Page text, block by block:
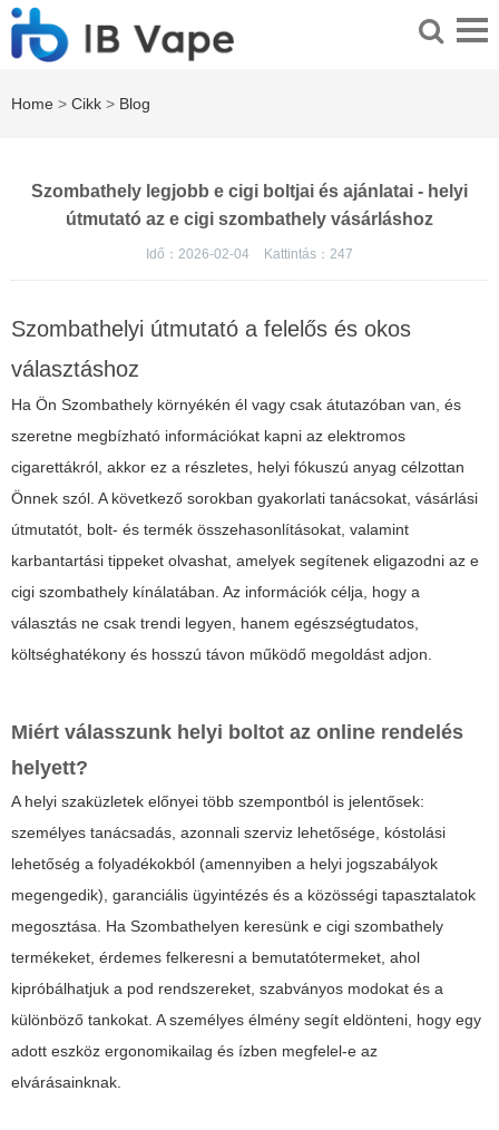
Home > Cikk > Blog
Szombathely legjobb e cigi boltjai és ajánlatai - helyi
útmutató az e cigi szombathely vásárláshoz
Idő：2026-02-04 Kattintás： 247
Szombathelyi útmutató a felelős és okos
választáshoz
Ha Ön Szombathely környékén él vagy csak átutazóban van, és
szeretne megbízható információkat kapni az elektromos
cigarettákról, akkor ez a részletes, helyi fókuszú anyag célzottan
Önnek szól. A következő sorokban gyakorlati tanácsokat, vásárlási
útmutatót, bolt- és termék összehasonlításokat, valamint
karbantartási tippeket olvashat, amelyek segítenek eligazodni az e
cigi szombathely kínálatában. Az információk célja, hogy a
választás ne csak trendi legyen, hanem egészségtudatos,
költséghatékony és hosszú távon működő megoldást adjon.
Miért válasszunk helyi boltot az online rendelés
helyett?
A helyi szaküzletek előnyei több szempontból is jelentősek:
személyes tanácsadás, azonnali szerviz lehetősége, kóstolási
lehetőség a folyadékokból (amennyiben a helyi jogszabályok
megengedik), garanciális ügyintézés és a közösségi tapasztalatok
megosztása. Ha Szombathelyen keresünk e cigi szombathely
termékeket, érdemes felkeresni a bemutatótermeket, ahol
kipróbálhatjuk a pod rendszereket, szabványos modokat és a
különböző tankokat. A személyes élmény segít eldönteni, hogy egy
adott eszköz ergonomikailag és ízben megfelel-e az
elvárásainknak.